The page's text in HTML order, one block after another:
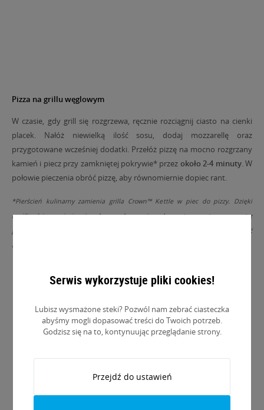
Pizza na grillu węglowym
W czasie, gdy grill się rozgrzewa, ręcznie rozciągnij ciasto na cienki
placek. Nałóż niewielką ilość sosu, dodaj mozzarellę oraz
przygotowane wcześniej dodatki. Przełóż pizzę na mocno rozgrzany
kamień i piecz przy zamkniętej pokrywie* przez około 2-4 minuty. W
połowie pieczenia obróć pizzę, aby równomiernie dopiec rant.
*Pierścień kulinarny zamienia grilla Crown™ Kettle w piec do pizzy. Dzięki
możliwości wsunięcia pizzy bez podnoszenia pokrywy temperatura wewnątrz
grilla pozostaje stabilna przez cały proces pieczenia. Pozwala to uzyskać
chrupiący spód, równomiernie wypieczone brzegi i zapieczone dodatki.
Serwis wykorzystuje pliki cookies!
Lubisz wysmażone steki? Pozwól nam zebrać ciasteczka
abyśmy mogli dopasować treści do Twoich potrzeb.
Godzisz się na to, kontynuując przeglądanie strony.
Przejdź do ustawień